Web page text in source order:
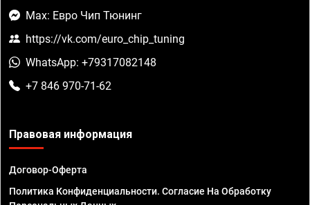
Max: Евро Чип Тюнинг
https://vk.com/euro_chip_tuning
WhatsApp: +79317082148
+7 846 970-71-62
Правовая информация
Договор-Оферта
Политика Конфиденциальности. Согласие На Обработку